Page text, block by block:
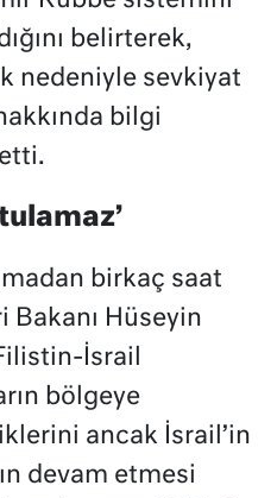
belirterek,
nedeniyle sevkiyat
bilgi
birkaç saat
Bakanı Hüseyin
İsrail
bölgeye
ancak İsrail’in
devam etmesi